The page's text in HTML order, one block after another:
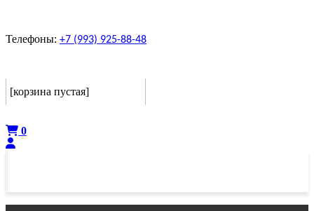
Телефоны: +7 (993) 925-88-48
[корзина пустая]
0